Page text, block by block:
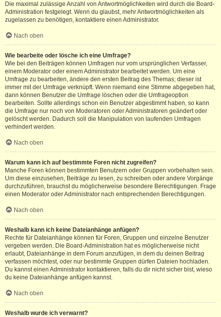
Die maximal zulässige Anzahl von Antwortmöglichkeiten wird durch die Board-
Administration festgelegt. Wenn du glaubst, mehr Antwortmöglichkeiten als
zugelassen zu benötigen, kontaktiere einen Administrator.
Nach oben
Wie bearbeite oder lösche ich eine Umfrage?
Wie bei den Beiträgen können Umfragen nur vom ursprünglichen Verfasser,
einem Moderator oder einem Administrator bearbeitet werden. Um eine
Umfrage zu bearbeiten, ändere den ersten Beitrag des Themas; dieser ist
immer mit der Umfrage verknüpft. Wenn niemand eine Stimme abgegeben hat,
dann können Benutzer die Umfrage löschen oder die Umfrageoption
bearbeiten. Sollte allerdings schon ein Benutzer abgestimmt haben, so kann
die Umfrage nur noch von Moderatoren oder Administratoren geändert oder
gelöscht werden. Dadurch soll die Manipulation von laufenden Umfragen
verhindert werden.
Nach oben
Warum kann ich auf bestimmte Foren nicht zugreifen?
Manche Foren können bestimmten Benutzern oder Gruppen vorbehalten sein.
Um diese einzusehen, Beiträge zu lesen, zu schreiben oder andere Vorgänge
durchzuführen, brauchst du möglicherweise besondere Berechtigungen. Frage
einen Moderator oder Administrator nach entsprechenden Berechtigungen.
Nach oben
Weshalb kann ich keine Dateianhänge anfügen?
Rechte für Dateianhänge können für Foren, Gruppen und einzelne Benutzer
vergeben werden. Die Board-Administration hat es möglicherweise nicht
erlaubt, Dateianhänge in dem Forum anzufügen, in dem du deinen Beitrag
verfassen möchtest, oder nur bestimmte Gruppen dürfen Dateien hochladen.
Du kannst einen Administrator kontaktieren, falls du dir nicht sicher bist, wieso
du keine Dateianhänge anfügen kannst.
Nach oben
Weshalb wurde ich verwarnt?